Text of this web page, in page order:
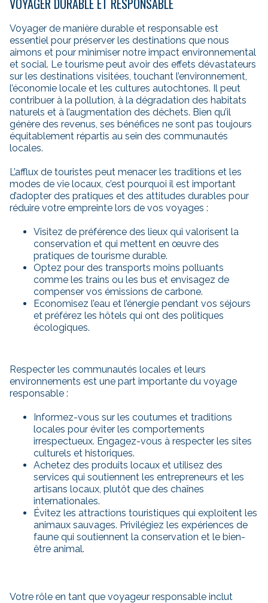
Voyager de manière durable et responsable est
essentiel pour préserver les destinations que nous
aimons et pour minimiser notre impact environnemental
et social. Le tourisme peut avoir des effets dévastateurs
sur les destinations visitées, touchant l’environnement,
l’économie locale et les cultures autochtones. Il peut
contribuer à la pollution, à la dégradation des habitats
naturels et à l’augmentation des déchets. Bien qu’il
génère des revenus, ses bénéfices ne sont pas toujours
équitablement répartis au sein des communautés
locales.
L’afflux de touristes peut menacer les traditions et les
modes de vie locaux, c’est pourquoi il est important
d’adopter des pratiques et des attitudes durables pour
réduire votre empreinte lors de vos voyages :
Visitez de préférence des lieux qui valorisent la
conservation et qui mettent en œuvre des
pratiques de tourisme durable.
Optez pour des transports moins polluants
comme les trains ou les bus et envisagez de
compenser vos émissions de carbone.
Economisez l’eau et l’énergie pendant vos séjours
et préférez les hôtels qui ont des politiques
écologiques.
Respecter les communautés locales et leurs
environnements est une part importante du voyage
responsable :
Informez-vous sur les coutumes et traditions
locales pour éviter les comportements
irrespectueux. Engagez-vous à respecter les sites
culturels et historiques.
Achetez des produits locaux et utilisez des
services qui soutiennent les entrepreneurs et les
artisans locaux, plutôt que des chaînes
internationales.
Évitez les attractions touristiques qui exploitent les
animaux sauvages. Privilégiez les expériences de
faune qui soutiennent la conservation et le bien-
être animal.
Votre rôle en tant que voyageur responsable inclut